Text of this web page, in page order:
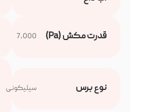
قدرت مکش (Pa) 7,000
نوع برس سیلیکونی